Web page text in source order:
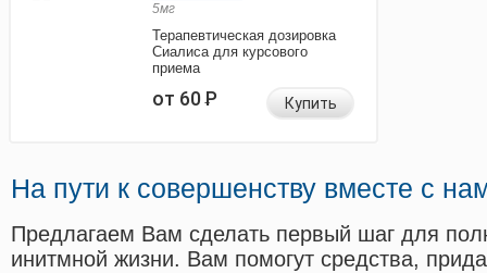
5мг
Терапевтическая дозировка
Сиалиса для курсового
приема
от 60Р Купить
На пути к совершенству вместе с
Предлагаем Вам сделать первый шаг для
инитмной жизни. Вам помогут средства,